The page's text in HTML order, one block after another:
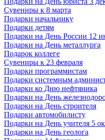
Сувениры к 8 марта
Подарки начальнику
Подарки детям
Подарки на День России 12
Подарки на День металлурга
Подарок коллеге
Сувениры к 23 февраля
Подарки программистам
Подарки системным
Подарки ко Дню нефтяника
Подарки на День
Подарки на День строителя
Подарки автомобилисту
Подарки на День учителя 5
Подарки на День геолога